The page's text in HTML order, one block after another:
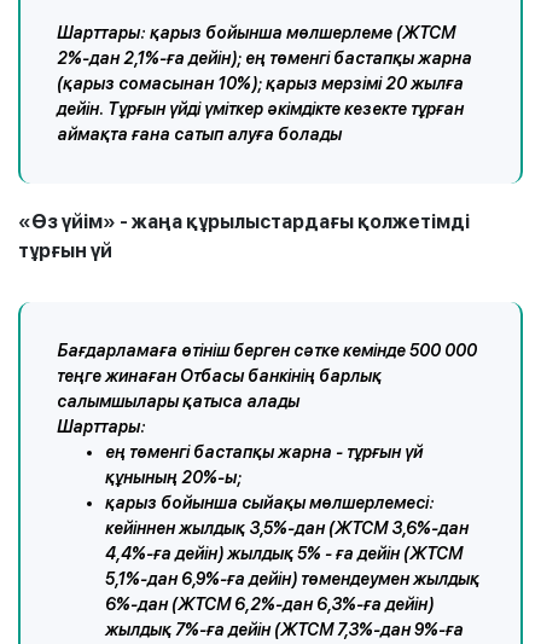
Шарттары: қарыз бойынша мөлшерлеме (ЖТСМ
2%-дан 2,1%-ға дейін); ең төменгі бастапқы жарна
(қарыз сомасынан 10%); қарыз мерзімі 20 жылға
дейін. Тұрғын үйді үміткер әкімдікте кезекте тұрған
аймақта ғана сатып алуға болады
«Өз үйім» - жаңа құрылыстардағы қолжетімді
тұрғын үй
Бағдарламаға өтініш берген сәтке кемінде 500 000
теңге жинаған Отбасы банкінің барлық
салымшылары қатыса алады
Шарттары:
ең төменгі бастапқы жарна - тұрғын үй
құнының 20%-ы;
қарыз бойынша сыйақы мөлшерлемесі:
кейіннен жылдық 3,5%-дан (ЖТСМ 3,6%-дан
4,4%-ға дейін) жылдық 5% - ға дейін (ЖТСМ
5,1%-дан 6,9%-ға дейін) төмендеумен жылдық
6%-дан (ЖТСМ 6,2%-дан 6,3%-ға дейін)
жылдық 7%-ға дейін (ЖТСМ 7,3%-дан 9%-ға